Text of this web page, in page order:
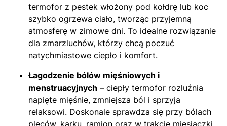
termofor z pestek włożony pod kołdrę lub koc
szybko ogrzewa ciało, tworząc przyjemną
atmosferę w zimowe dni. To idealne rozwiązanie
dla zmarzluchów, którzy chcą poczuć
natychmiastowe ciepło i komfort.
Łagodzenie bólów mięśniowych i
menstruacyjnych – ciepły termofor rozluźnia
napięte mięśnie, zmniejsza ból i sprzyja
relaksowi. Doskonale sprawdza się przy bólach
pleców, karku, ramion oraz w trakcie miesiączki,